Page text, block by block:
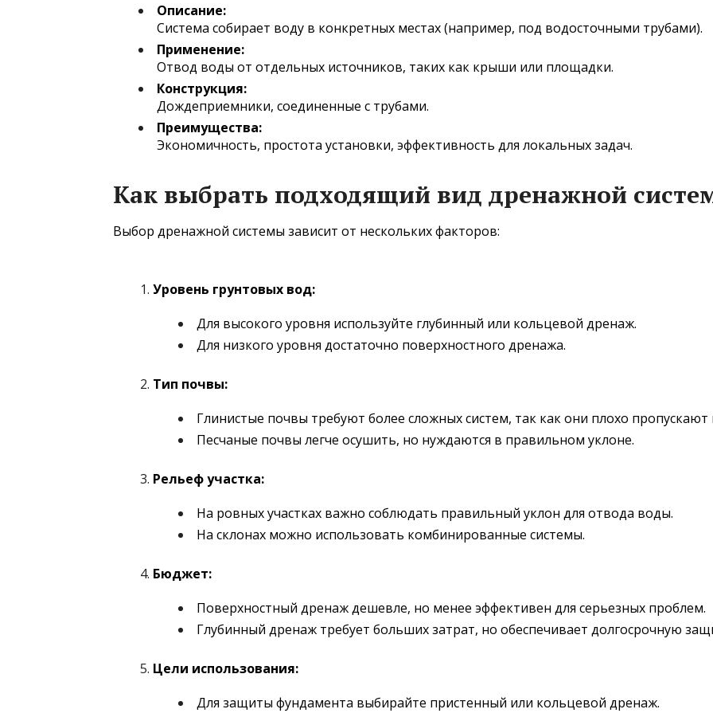
Описание:
Система собирает воду в конкретных местах (например, под водосточными трубами).
Применение:
Отвод воды от отдельных источников, таких как крыши или площадки.
Конструкция:
Дождеприемники, соединенные с трубами.
Преимущества:
Экономичность, простота установки, эффективность для локальных задач.
Как выбрать подходящий вид дренажной
Выбор дренажной системы зависит от нескольких факторов:
Уровень грунтовых вод:
Для высокого уровня используйте глубинный или кольцевой дренаж.
Для низкого уровня достаточно поверхностного дренажа.
Тип почвы:
Глинистые почвы требуют более сложных систем, так как они плохо пропускают
Песчаные почвы легче осушить, но нуждаются в правильном уклоне.
Рельеф участка:
На ровных участках важно соблюдать правильный уклон для отвода воды.
На склонах можно использовать комбинированные системы.
Бюджет:
Поверхностный дренаж дешевле, но менее эффективен для серьезных проблем.
Глубинный дренаж требует больших затрат, но обеспечивает долгосрочную
Цели использования:
Для защиты фундамента выбирайте пристенный или кольцевой дренаж.